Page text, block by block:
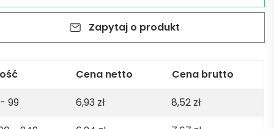
Zapytaj o produkt
Cena netto
Cena brutto
- 99
6,93 zł 8,52 zł